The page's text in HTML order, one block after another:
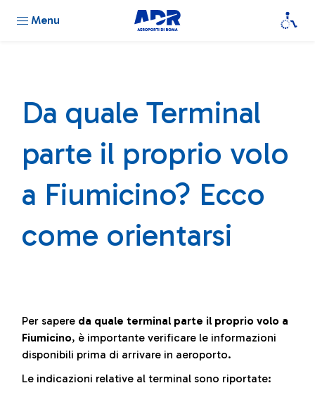
Menu
Da quale Terminal
parte il proprio volo
a Fiumicino? Ecco
come orientarsi
Per sapere da quale terminal parte il proprio volo a
Fiumicino, è importante verificare le informazioni
disponibili prima di arrivare in aeroporto.
Le indicazioni relative al terminal sono riportate: